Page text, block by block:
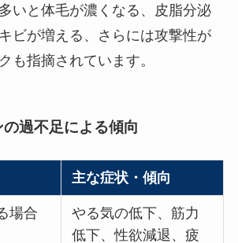
いと体毛が濃くなる、皮脂分泌
ビが増える、さらには攻撃性が
も指摘されています。
過不足による傾向
主な症状・傾向
場合
やる気の低下、筋力
低下、性欲減退、疲